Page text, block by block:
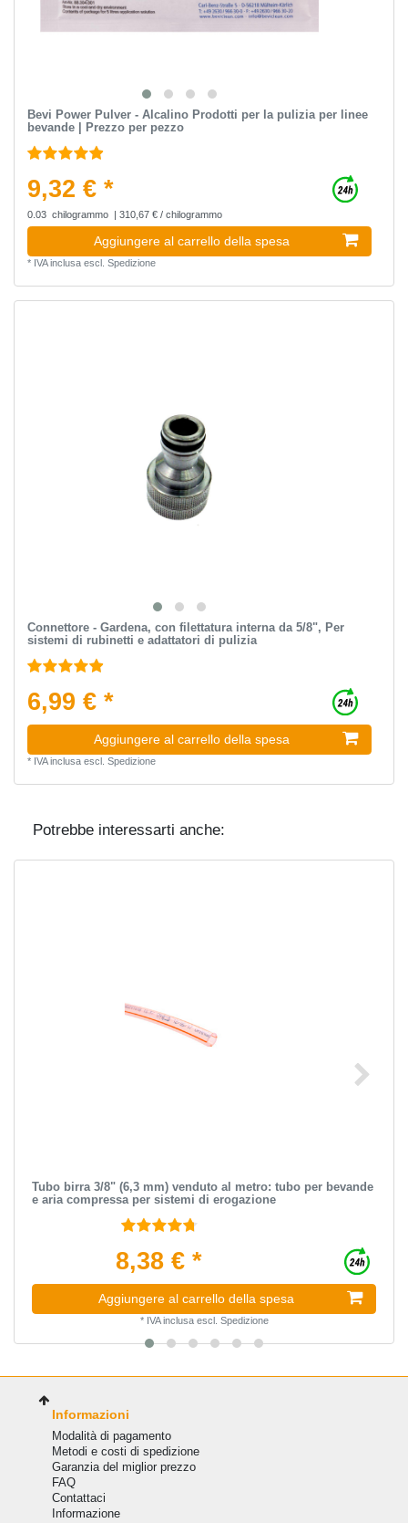
Bevi Power Pulver - Alcalino Prodotti per la pulizia per linee
bevande | Prezzo per pezzo
9,32 € *
0.03 chilogrammo | 310,67 € / chilogrammo
Aggiungere al carrello della spesa
* IVA inclusaescl. Spedizione
Connettore - Gardena, con filettatura interna da 5/8", Per
sistemi di rubinetti e adattatori di pulizia
6,99 € *
Aggiungere al carrello della spesa
* IVA inclusaescl. Spedizione
Potrebbe interessarti anche:
Tubo birra 3/8" (6,3 mm) venduto al metro: tubo per bevande
e aria compressa per sistemi di erogazione
8,38 € *
Aggiungere al carrello della spesa
* IVA inclusaescl. Spedizione
Informazioni
Modalità di pagamento
Metodi e costi di spedizione
Garanzia del miglior prezzo
FAQ
Сontattaci
Informazione